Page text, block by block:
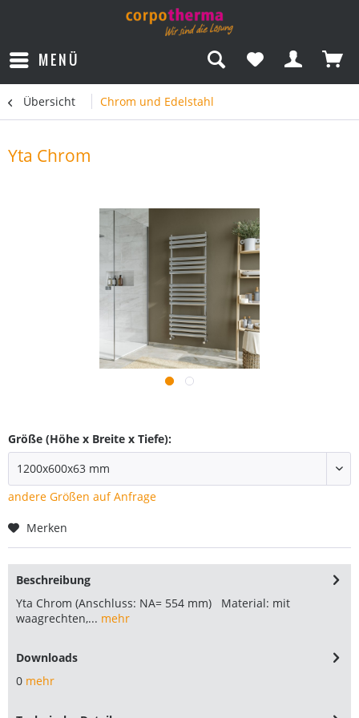
MENÜ
Übersicht Chrom und Edelstahl
Yta Chrom
Größe (Höhe x Breite x Tiefe):
andere Größen auf Anfrage
Merken
Beschreibung
Yta Chrom (Anschluss: NA= 554 mm) Material: mit
waagrechten,... mehr
Downloads
0 mehr